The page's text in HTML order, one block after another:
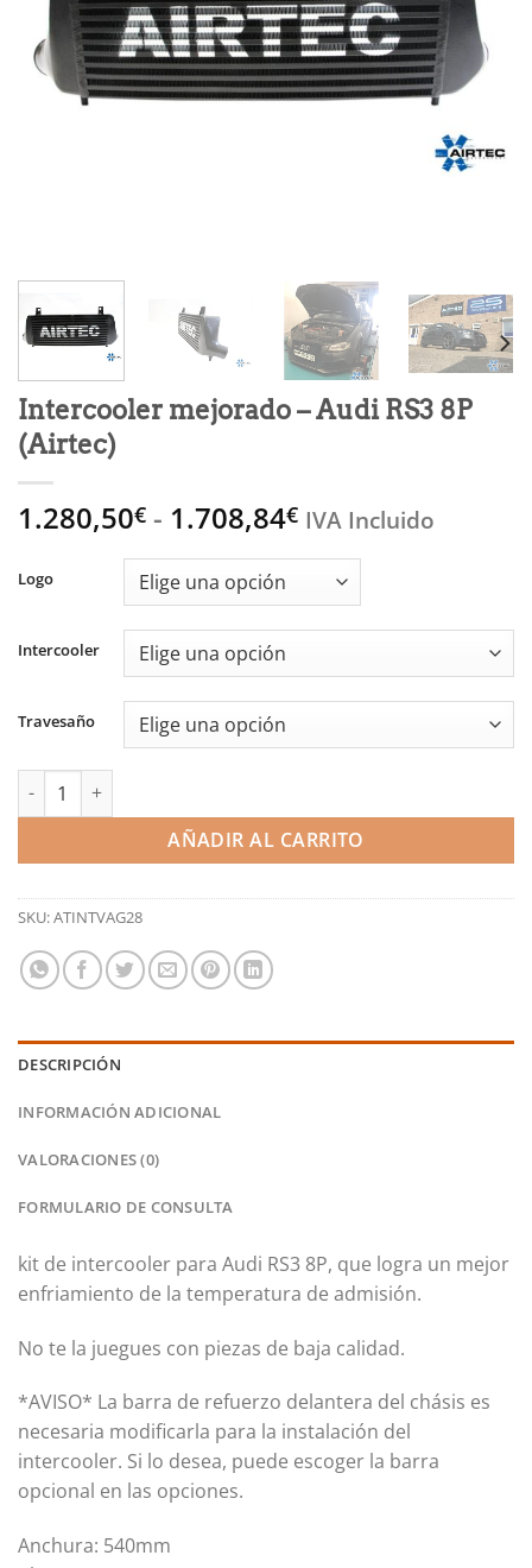
Intercooler mejorado – Audi RS3 8P
(Airtec)
1.280,50€ - 1.708,84€Rango
precios:
desde
1.280,50€
1.708,84€
IVA Incluido
Logo
Intercooler
Travesaño
Intercooler mejorado - Audi RS3 8P (Airtec) cantidad
AÑADIR AL CARRITO
SKU:ATINTVAG28
DESCRIPCIÓN
INFORMACIÓN ADICIONAL
VALORACIONES (0)
FORMULARIO DE CONSULTA
kit de intercooler para Audi RS3 8P, que logra un mejor
enfriamiento de la temperatura de admisión.
No te la juegues con piezas de baja calidad.
*AVISO* La barra de refuerzo delantera del chásis es
necesaria modificarla para la instalación del
intercooler. Si lo desea, puede escoger la barra
opcional en las opciones.
Anchura: 540mm